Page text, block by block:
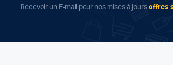
Recevoir un E-mail pour nos mises à jours offres